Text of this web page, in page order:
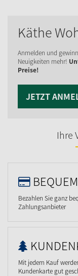
Käthe
Anmelden und
Neuigkeiten mehr!
Preise!
JETZT
Ihre
Bezahlen Sie ganz
Zahlungsanbieter
Mit jedem Kauf
Kundenkarte gut